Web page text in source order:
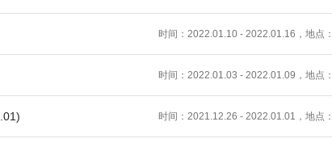
时间：2022.01.10 - 2022.01.16，地点：
时间：2022.01.03 - 2022.01.09，地点：
时间：2021.12.26 - 2022.01.01，地点：